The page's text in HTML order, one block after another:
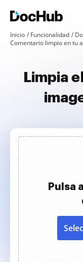
Inicio Funcionalidad
Comentario limpio en tu
Limpia
Pulsa